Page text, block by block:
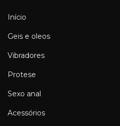
Início
Geis e oleos
Vibradores
Protese
Sexo anal
Acessórios